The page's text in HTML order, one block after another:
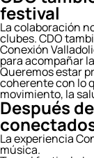
festival
La colaboración
clubes. CDO
Conexión
para acompañar
Queremos estar
coherente con lo
movimiento, la
Después
La experiencia
música.